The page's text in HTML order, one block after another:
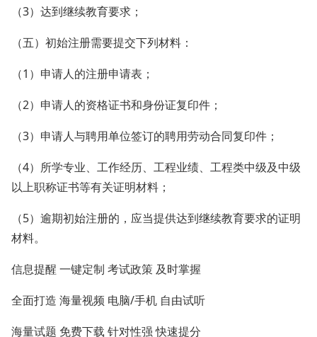
（3）达到继续教育要求；
（五）初始注册需要提交下列材料：
（1）申请人的注册申请表；
（2）申请人的资格证书和身份证复印件；
（3）申请人与聘用单位签订的聘用劳动合同复印件；
（4）所学专业、工作经历、工程业绩、工程类中级及中级
以上职称证书等有关证明材料；
（5）逾期初始注册的，应当提供达到继续教育要求的证明
材料。
信息提醒 一键定制 考试政策 及时掌握
全面打造 海量视频 电脑/手机 自由试听
海量试题 免费下载 针对性强 快速提分